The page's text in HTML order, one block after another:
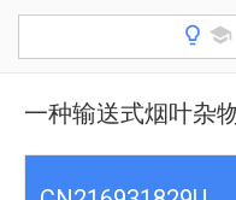
一种输送式烟叶杂